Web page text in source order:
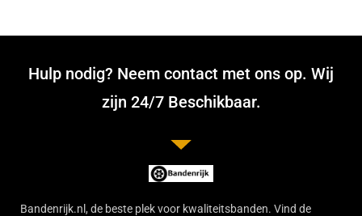
Hulp nodig? Neem contact met ons op. Wij
zijn 24/7 Beschikbaar.
Bandenrijk.nl, de beste plek voor kwaliteitsbanden. Vind de